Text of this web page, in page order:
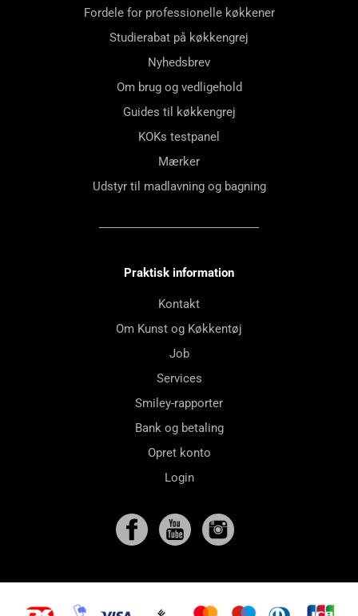
Fordele for professionelle køkkener
Studierabat på køkkengrej
Nyhedsbrev
Om brug og vedligehold
Guides til køkkengrej
KOKs testpanel
Mærker
Udstyr til madlavning og bagning
Praktisk information
Kontakt
Om Kunst og Køkkentøj
Job
Services
Smiley-rapporter
Bank og betaling
Opret konto
Login